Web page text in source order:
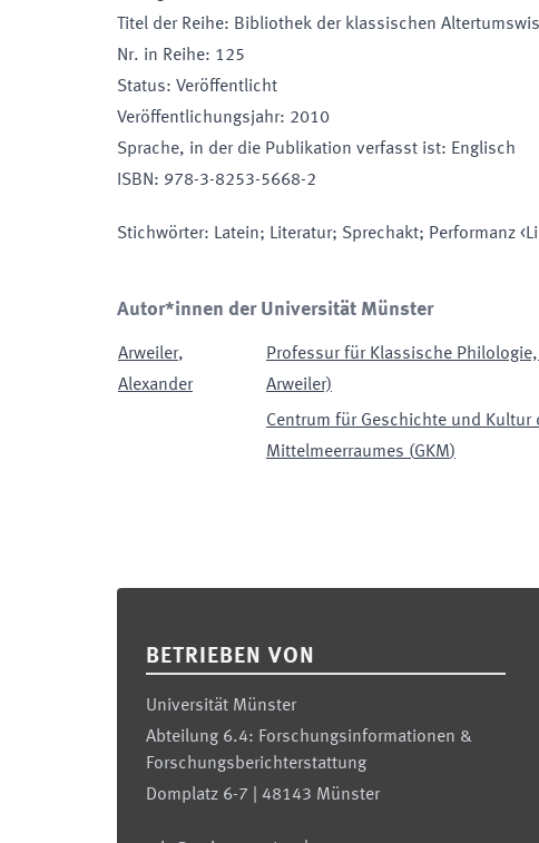
Titel der Reihe: Bibliothek der klassischen
Nr. in Reihe: 125
Status: Veröffentlicht
Veröffentlichungsjahr: 2010
Sprache, in der die Publikation verfasst ist: Englisch
ISBN: 978-3-8253-5668-2
Stichwörter: Latein; Literatur; Sprechakt; Performanz
Autor*innen der Universität Münster
Arweiler,
Alexander
Professur für Klassische
Arweiler)
Centrum für Geschichte und Kultur
Mittelmeerraumes (GKM)
BETRIEBEN VON
Universität Münster
Abteilung 6.4: Forschungsinformationen &
Forschungsberichterstattung
Domplatz 6-7 | 48143 Münster